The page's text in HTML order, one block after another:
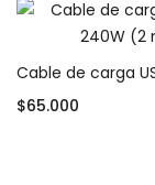
$65.000